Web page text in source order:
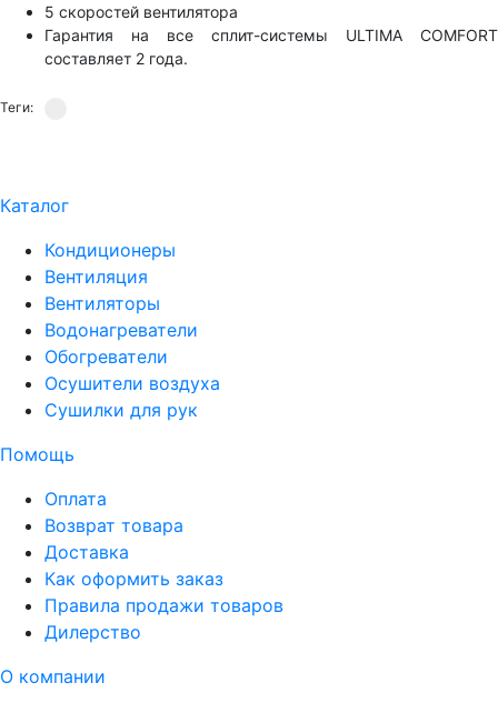
ULTIMA Comfort EXPLORER - инверторные
5 скоростей вентилятора
Гарантия на все сплит-системы ULTIMA COMFORT
составляет 2 года.
Теги:
Каталог
Кондиционеры
Вентиляция
Вентиляторы
Водонагреватели
Обогреватели
Осушители воздуха
Сушилки для рук
Помощь
Оплата
Возврат товара
Доставка
Как оформить заказ
Правила продажи товаров
Дилерство
О компании